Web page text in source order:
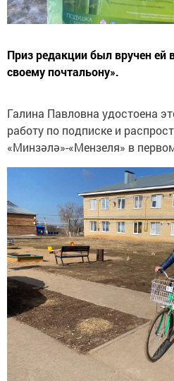
Приз редакции был вручен ей
своему почтальону».
Галина Павловна удостоена
работу по подписке и
«Минзәлә»-«Мензеля» в